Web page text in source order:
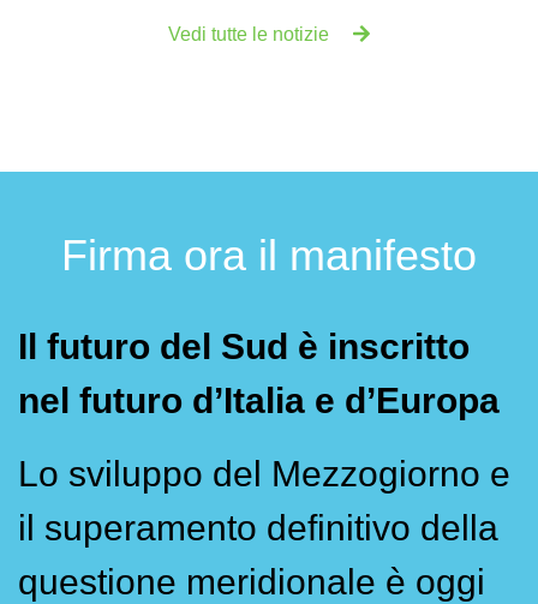
Vedi tutte le notizie
Firma ora il manifesto
Il futuro del Sud è inscritto
nel futuro d’Italia e d’Europa
Lo sviluppo del Mezzogiorno e
il superamento definitivo della
questione meridionale è oggi